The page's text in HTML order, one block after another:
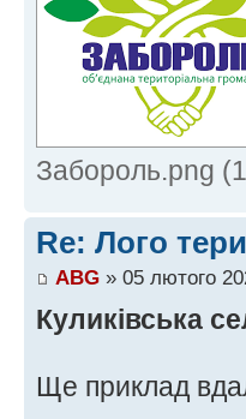
Забороль.png
Re: Лого
ABG » 05 лютого
Куликівська
Ще приклад